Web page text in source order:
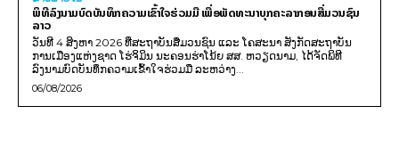
ພິທີລົງນາມບົດບັນທຶກຄວາມເຂົ້າໃຈຮ່ວມມື ເພື່ອພັດທະນາບຸກຄະລາກອນສື່ມວນຊົນ
ລາວ
ວັນທີ 4 ສິງຫາ 2026 ທີ່ສະຖາບັນສື່ມວນຊົນ ແລະ ໂຄສະນາ ສັງກັດສະຖາບັນ
ການເມືອງແຫ່ງຊາດ ໂຮ່ຈິມິນ ນະຄອນຮ່າໂນ້ຍ ສສ. ຫວຽດນາມ, ໄດ້ຈັດພິທີ
ລົງນາມບົດບັນທຶກຄວາມເຂົ້າໃຈຮ່ວມມື ລະຫວ່າງ...
06/08/2026